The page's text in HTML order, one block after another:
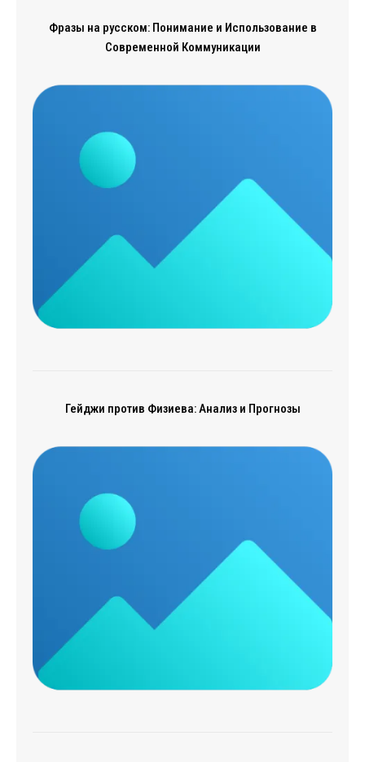
Фразы на русском: Понимание и Использование в
Современной Коммуникации
Гейджи против Физиева: Анализ и Прогнозы